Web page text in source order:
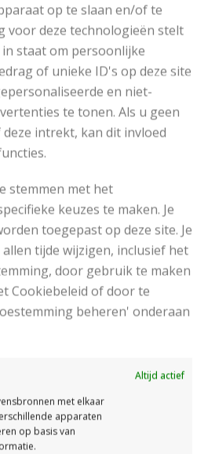
op te slaan en/of te
voor deze technologieën stelt
staat om persoonlijke
of unieke ID's op deze site
en niet-
te tonen. Als u geen
intrekt, kan dit invloed
stemmen met het
keuzes te maken. Je
toegepast op deze site. Je
tijde wijzigen, inclusief het
door gebruik te maken
Cookiebeleid of door te
beheren' onderaan
Altijd actief
met elkaar
apparaten
op basis van
(25
€5,25
Bestel
nu*
op OuderwetsGaren.nl waar
je bestelt gewoon vertrouwd via
website.